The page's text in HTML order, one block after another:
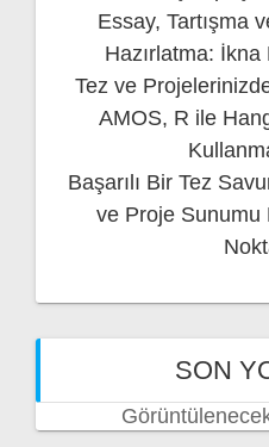
Essay, Tartışma
Hazırlatma:
Tez ve
AMOS, R ile
Başarılı Bir Tez
ve Proje Sunumu
SON